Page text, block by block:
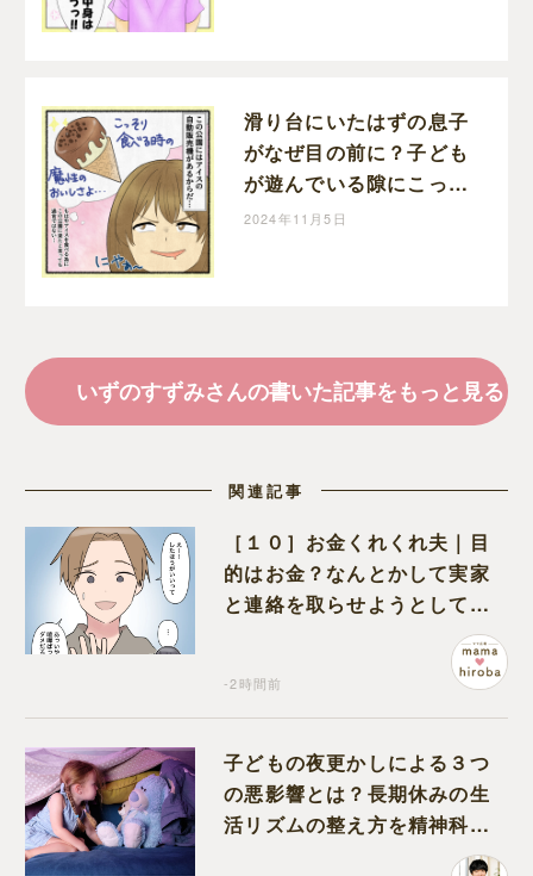
滑り台にいたはずの息子
がなぜ目の前に？子ども
が遊んでいる隙にこっそ
り一人アイス作戦はあっ
2024年11月5日
いずのすずみさんの書いた記事をもっと見る
関連記事
［１０］お金くれくれ夫｜目
的はお金？なんとかして実家
と連絡を取らせようとしてく
-2時間前
子どもの夜更かしによる３つ
の悪影響とは？長期休みの生
活リズムの整え方を精神科医